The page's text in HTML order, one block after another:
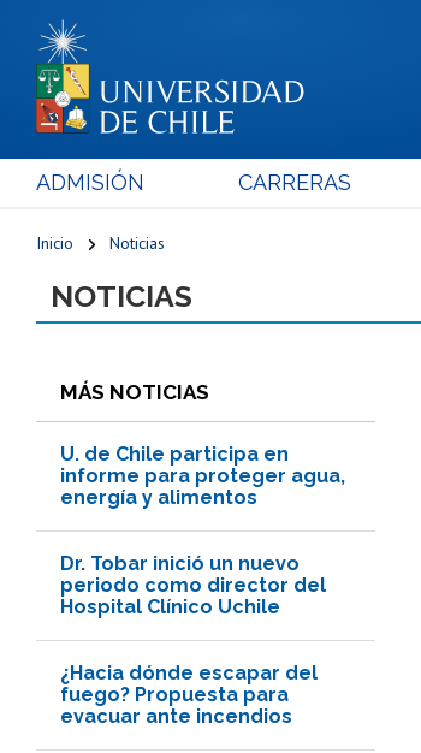
ADMISIÓN CARRERAS
Inicio Noticias
NOTICIAS
MÁS NOTICIAS
U. de Chile participa en
informe para proteger agua,
energía y alimentos
Dr. Tobar inició un nuevo
periodo como director del
Hospital Clínico Uchile
¿Hacia dónde escapar del
fuego? Propuesta para
evacuar ante incendios